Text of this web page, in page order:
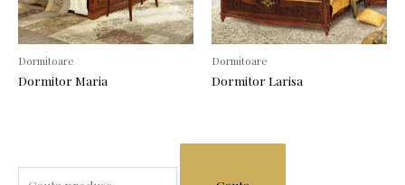
Dormitoare
Dormitor Maria
Dormitoare
Dormitor Larisa